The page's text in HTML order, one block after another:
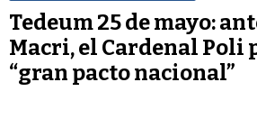
Tedeum 25 de mayo:
Macri, el Cardenal Poli
“gran pacto nacional”